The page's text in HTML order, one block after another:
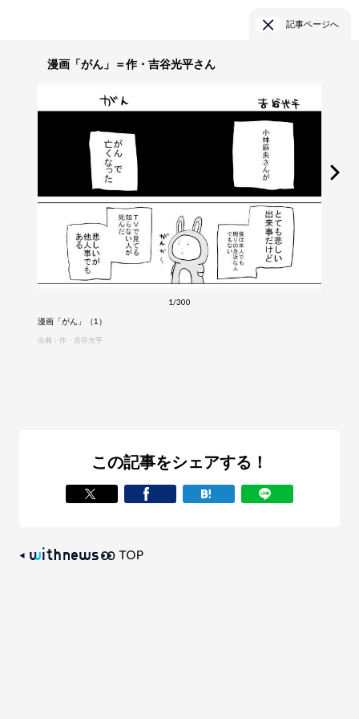
記事ページへ
漫画「がん」＝作・吉谷光平さん
1/300
漫画「がん」（1）
出典：作・吉谷光平
この記事をシェアする！